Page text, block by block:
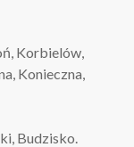
Korbielów,
Konieczna,
Budzisko.